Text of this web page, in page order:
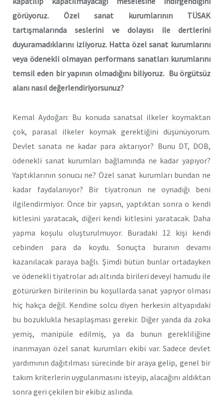
görüyoruz. Özel sanat kurumlarının TÜSAK
tartışmalarında seslerini ve dolayısı ile dertlerini
duyuramadıklarını izliyoruz. Hatta özel sanat kurumlarını
veya ödenekli olmayan performans sanatları kurumlarını
temsil eden bir yapının olmadığını biliyoruz. Bu örgütsüz
alanı nasıl değerlendiriyorsunuz?
Kemal Aydoğan: Bu konuda sanatsal ilkeler koymaktan
çok, parasal ilkeler koymak gerektiğini düşünüyorum.
Devlet sanata ne kadar para aktarıyor? Bunu DT, DOB,
ödenekli sanat kurumları bağlamında ne kadar yapıyor?
Yaptıklarının sonucu ne? Özel sanat kurumları bundan ne
kadar faydalanıyor? Bir tiyatronun ne oynadığı beni
ilgilendirmiyor. Önce bir yapsın, yaptıktan sonra o kendi
kitlesini yaratacak, diğeri kendi kitlesini yaratacak. Daha
yapma koşulu oluşturulmuyor. Buradaki 12 kişi kendi
cebinden para da koydu. Sonuçta buranın devamı
kazanılacak paraya bağlı. Şimdi bütün bunlar ortadayken
ve ödenekli tiyatrolar adı altında birileri deveyi hamudu ile
götürürken birilerinin bu koşullarda sanat yapıyor olması
hiç hakça değil. Kendine solcu diyen herkesin altyapıdaki
bu bozuklukla hesaplaşması gerekir. Diğer yanda da zoka
yemiş, manipüle edilmiş, ya da bunun gerekliliğine
inanmayan özel sanat kurumları ekibi var. Sadece devlet
yardımının dağıtılması sürecinde bir araya gelip, genel bir
takım kriterlerin uygulanmasını isteyip, alacağını aldıktan
sonra geri çekilen bir ekibiz aslında.